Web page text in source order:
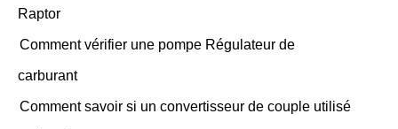
Raptor
Comment vérifier une pompe Régulateur de
carburant
Comment savoir si un convertisseur de couple utilisé